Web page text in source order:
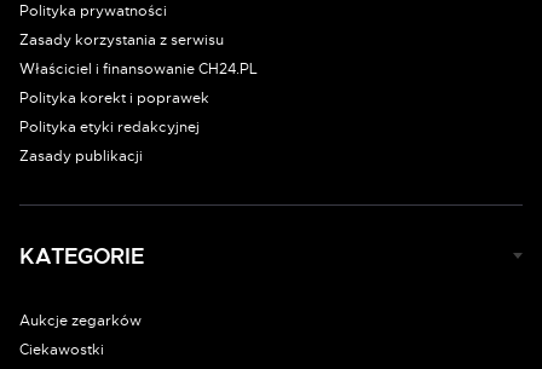
Polityka prywatności
Zasady korzystania z serwisu
Właściciel i finansowanie CH24.PL
Polityka korekt i poprawek
Polityka etyki redakcyjnej
Zasady publikacji
KATEGORIE
Aukcje zegarków
Ciekawostki